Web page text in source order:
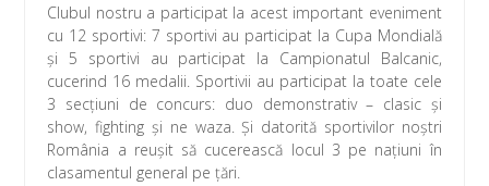
Clubul nostru a participat la acest important eveniment
cu 12 sportivi: 7 sportivi au participat la Cupa Mondială
și 5 sportivi au participat la Campionatul Balcanic,
cucerind 16 medalii. Sportivii au participat la toate cele
3 secțiuni de concurs: duo demonstrativ – clasic și
show, fighting și ne waza. Și datorită sportivilor noștri
România a reușit să cucerească locul 3 pe națiuni în
clasamentul general pe țări.